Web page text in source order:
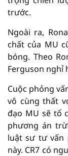
trước.
Ngoài ra,
chất của MU
bóng. Theo
Ferguson nghỉ
Cuộc phỏng
vô cùng thất
đạo MU sẽ tổ
phương án
luật sư tư vấn
này. CR7 có